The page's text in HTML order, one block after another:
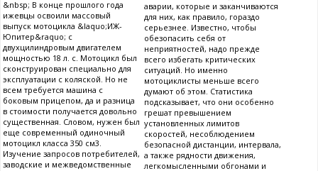
&nbsp; В конце прошлого года
ижевцы освоили массовый
выпуск мотоцикла &laquo;ИЖ-
Юпитер&raquo; с
двухцилиндровым двигателем
мощностью 18 л. с. Мотоцикл был
сконструирован специально для
эксплуатации с коляской. Но не
всем требуется машина с
боковым прицепом, да и разница
в стоимости получается довольно
существенная. Словом, нужен был
еще современный одиночный
мотоцикл класса 350 см3.
Изучение запросов потребителей,
заводские и межведомственные
аварии, которые и заканчиваются
для них, как правило, гораздо
серьезнее. Известно, чтобы
обезопасить себя от
неприятностей, надо прежде
всего избегать критических
ситуаций. Но именно
мотоциклисты меньше всего
думают об этом. Статистика
подсказывает, что они особенно
грешат превышением
установленных лимитов
скоростей, несоблюдением
безопасной дистанции, интервала,
а также рядности движения,
легкомысленными обгонами и